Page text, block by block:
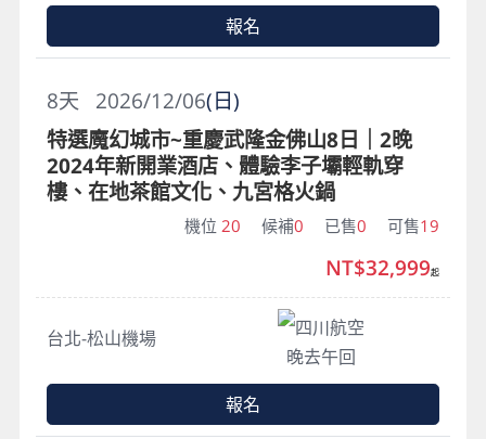
報名
2026/12/06(日)
8天
特選魔幻城市~重慶武隆金佛山8日｜2晚
2024年新開業酒店、體驗李子壩輕軌穿
樓、在地茶館文化、九宮格火鍋
機位 20 候補0 已售0 可售19
台北-松山機場
四川航空
晚去午回
NT$32,999起
報名